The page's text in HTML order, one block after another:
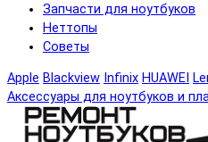
Запчасти для ноутбуков
Неттопы
Советы
Apple Blackview Infinix HUAWEI
Аксессуары для ноутбуков и